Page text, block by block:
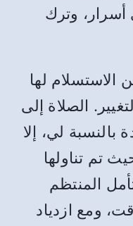
أسرار، وترك
الاستسلام لها
الصلاة إلى
بالنسبة لي، إلا
تم تناولها
المنتظم
ومع ازدياد